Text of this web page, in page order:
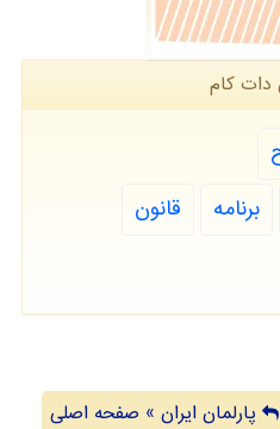
دات كام
برنامه
قانون
پارلمان ایران » صفحه اصلی